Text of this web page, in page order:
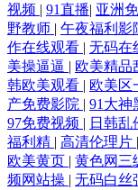
视频 | 91直播| 亚洲
野教师 | 午夜福利影
作在线观看 | 无码在
美操逼逼 | 欧美精品
韩欧美观看 | 欧美区
产免费影院 | 91大神
97免费视频 | 日韩乱
福利精 | 高清伦理片 |
欧美黄页 | 黄色网三
频网站操 | 无码白丝